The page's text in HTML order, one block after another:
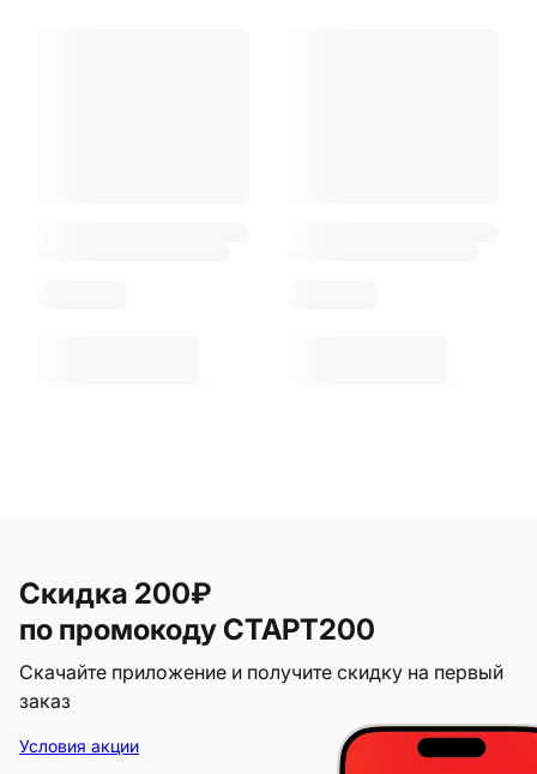
Скидка 200₽
по промокоду СТАРТ200
Скачайте приложение и получите скидку на первый
заказ
Условия акции